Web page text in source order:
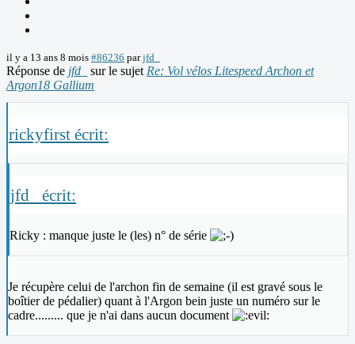
il y a 13 ans 8 mois #86236 parjfd_
Réponse de jfd_ sur le sujet Re: Vol vélos Litespeed Archon et
Argon18 Gallium
rickyfirst écrit:
jfd_ écrit:
Ricky : manque juste le (les) n° de série
Je récupère celui de l'archon fin de semaine (il est gravé sous le
boîtier de pédalier) quant à l'Argon bein juste un numéro sur le
cadre......... que je n'ai dans aucun document